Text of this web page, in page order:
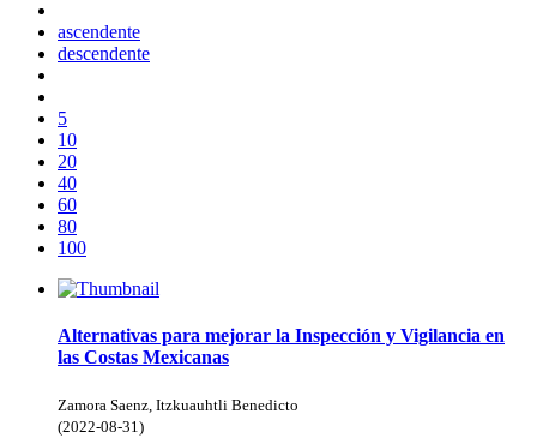
ascendente
descendente
5
10
20
40
60
80
100
Alternativas para mejorar la Inspección y Vigilancia en
las Costas Mexicanas
Zamora Saenz, Itzkuauhtli Benedicto
(2022-08-31)